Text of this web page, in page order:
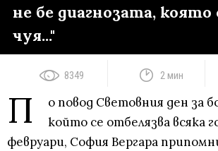
не бе диагнозата, която
чуя..."
8349 2 мин
П
о повод Световния ден за
който се отбелязва всяка
февруари, София Вергара